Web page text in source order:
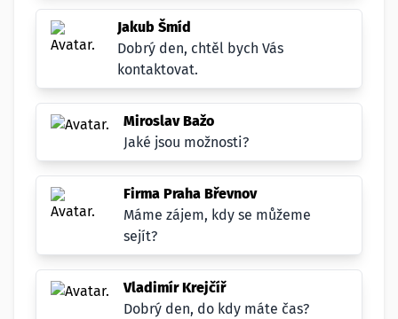
Jakub Šmíd
Dobrý den, chtěl bych Vás
kontaktovat.
Miroslav Bažo
Jaké jsou možnosti?
Firma Praha Břevnov
Máme zájem, kdy se můžeme
sejít?
Vladimír Krejčíř
Dobrý den, do kdy máte čas?